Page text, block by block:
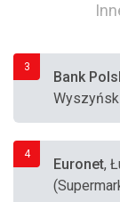
3
Bank
4
Euronet,